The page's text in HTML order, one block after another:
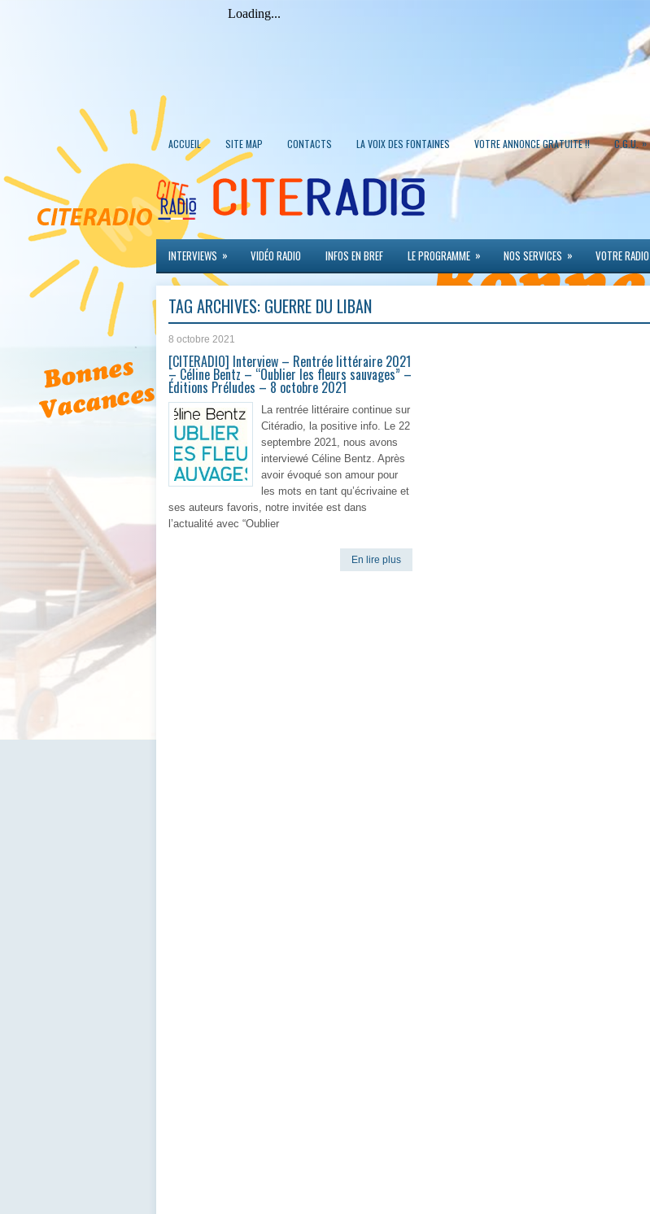
ACCUEIL SITE MAP CONTACTS LA VOIX DES FONTAINES VOTRE ANNONCE GRATUITE !! C.G.U. »
INTERVIEWS » VIDÉO RADIO INFOS EN BREF LE PROGRAMME » NOS SERVICES » VOTRE RADIO
TAG ARCHIVES: GUERRE DU LIBAN
8 octobre 2021
[CITERADIO] Interview – Rentrée littéraire 2021
– Céline Bentz – “Oublier les fleurs sauvages” –
Éditions Préludes – 8 octobre 2021
La rentrée littéraire continue sur
Citéradio, la positive info. Le 22
septembre 2021, nous avons
interviewé Céline Bentz. Après
avoir évoqué son amour pour
les mots en tant qu’écrivaine et
ses auteurs favoris, notre invitée est dans
l’actualité avec “Oublier
En lire plus